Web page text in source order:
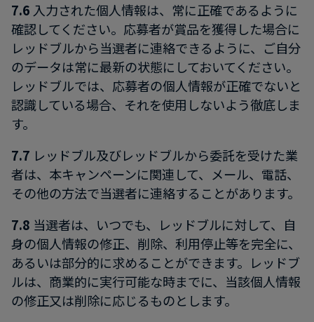
7.6 入力された個人情報は、常に正確であるように
確認してください。応募者が賞品を獲得した場合に
レッドブルから当選者に連絡できるように、ご自分
のデータは常に最新の状態にしておいてください。
レッドブルでは、応募者の個人情報が正確でないと
認識している場合、それを使用しないよう徹底しま
す。
7.7 レッドブル及びレッドブルから委託を受けた業
者は、本キャンペーンに関連して、メール、電話、
その他の方法で当選者に連絡することがあります。
7.8 当選者は、いつでも、レッドブルに対して、自
身の個人情報の修正、削除、利用停止等を完全に、
あるいは部分的に求めることができます。レッドブ
ルは、商業的に実行可能な時までに、当該個人情報
の修正又は削除に応じるものとします。